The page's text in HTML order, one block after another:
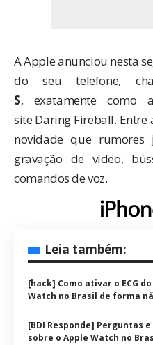
A Apple anunciou nesta
do seu telefone,
S, exatamente como
site Daring Fireball. Entre
novidade que rumores
gravação de vídeo,
comandos de voz.
Leia também:
[hack] Como ativar o ECG
Watch no Brasil de forma
[BDI Responde] Perguntas
sobre o Apple Watch no